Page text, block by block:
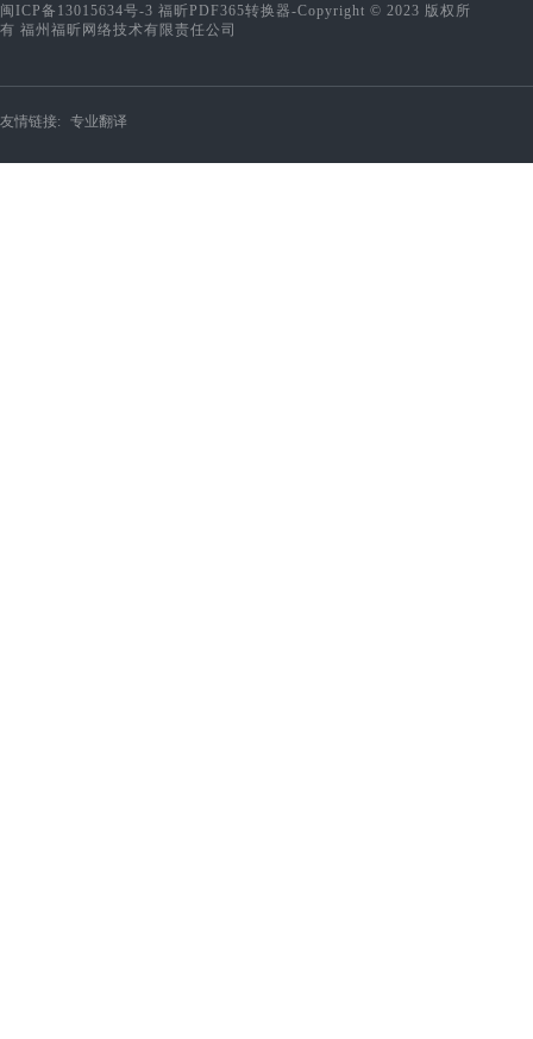
闽ICP备13015634号-3 福昕PDF365转换器-Copyright © 2023 版权所
有 福州福昕网络技术有限责任公司
友情链接: 专业翻译